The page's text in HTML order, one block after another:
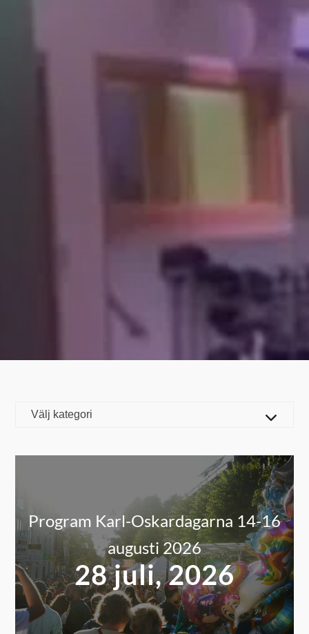
Program Karl-Oskardagarna 14-16
augusti 2026
28 juli, 2026